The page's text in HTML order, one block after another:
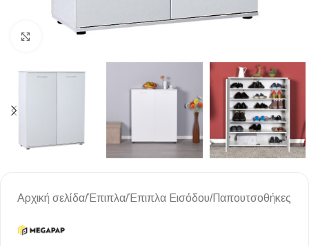
Κλικ για μεγέθυνση
Αρχική σελίδα/Έπιπλα/Έπιπλα Εισόδου/Παπουτσοθήκες